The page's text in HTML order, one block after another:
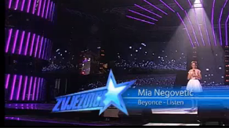
Upali
zvuk
/
Loaded:
72.59%